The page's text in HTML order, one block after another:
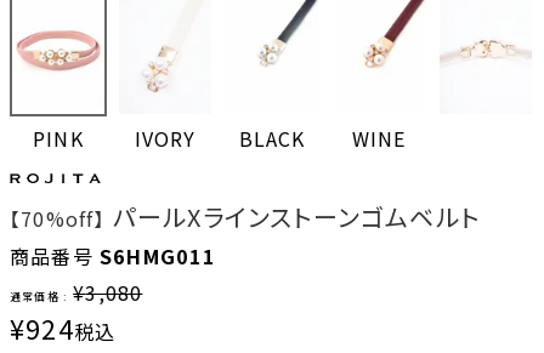
PINK IVORY BLACK WINE
【70%off】 パールXラインストーンゴムベルト
商品番号 S6HMG011
通常価格 : ¥3,080
¥924税込